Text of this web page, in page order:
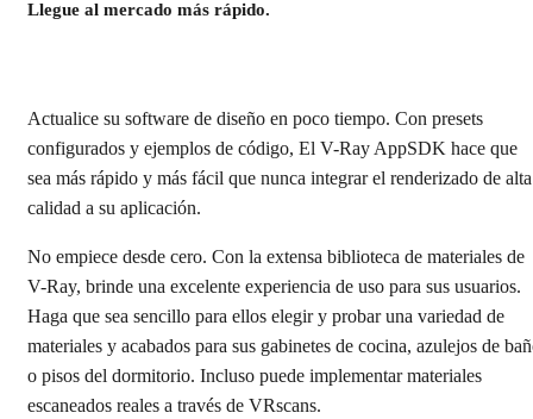
Llegue al mercado más rápido.
Actualice su software de diseño en poco tiempo. Con presets
configurados y ejemplos de código, El V-Ray AppSDK hace que
sea más rápido y más fácil que nunca integrar el renderizado de alta
calidad a su aplicación.
No empiece desde cero. Con la extensa biblioteca de materiales de
V-Ray, brinde una excelente experiencia de uso para sus usuarios.
Haga que sea sencillo para ellos elegir y probar una variedad de
materiales y acabados para sus gabinetes de cocina, azulejos de
o pisos del dormitorio. Incluso puede implementar materiales
escaneados reales a través de VRscans.